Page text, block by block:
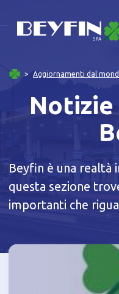
Aggiornamenti dal
Beyfin è una realtà
questa sezione
importanti che